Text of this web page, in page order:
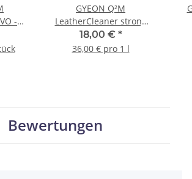
-
x 40
GYEON Q²M
LeatherCleaner strong
Lederreiniger stark 500
ml
18,00 € *
36,00 € pro 1 l
Bewertungen